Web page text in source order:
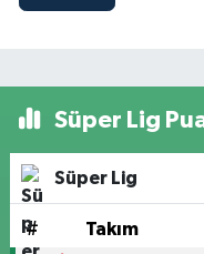
Süper Lig
Süper Lig
# Takım